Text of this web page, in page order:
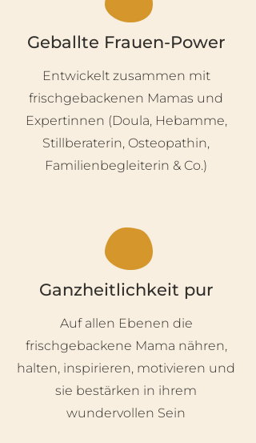
Geballte Frauen-Power
Entwickelt zusammen mit
frischgebackenen Mamas und
Expertinnen (Doula, Hebamme,
Stillberaterin, Osteopathin,
Familienbegleiterin & Co.)
Ganzheitlichkeit pur
Auf allen Ebenen die
frischgebackene Mama nähren,
halten, inspirieren, motivieren und
sie bestärken in ihrem
wundervollen Sein